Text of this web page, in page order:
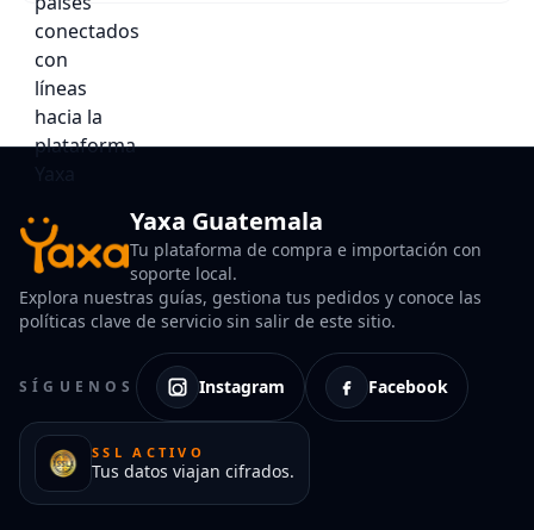
Yaxa Guatemala
Tu plataforma de compra e importación con
soporte local.
Explora nuestras guías, gestiona tus pedidos y conoce las
políticas clave de servicio sin salir de este sitio.
SÍGUENOS Instagram Facebook
SSL ACTIVO
Tus datos viajan cifrados.